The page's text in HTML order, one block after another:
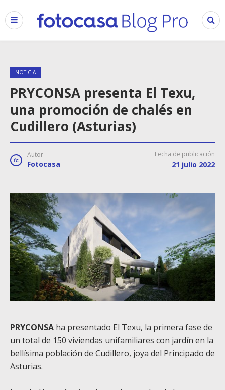
NOTICIA
PRYCONSA presenta El Texu,
una promoción de chalés en
Cudillero (Asturias)
Autor
Fotocasa
Fecha de publicación
21 julio 2022
PRYCONSA ha presentado El Texu, la primera fase de
un total de 150 viviendas unifamiliares con jardín en la
bellísima población de Cudillero, joya del Principado de
Asturias.